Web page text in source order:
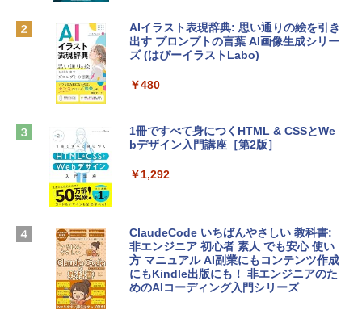
￥137,800
tomtoc 360°保護 15.6 16インチ パソコ
￥2,952
スプレイ、16GBユニファイドメモリ、51
2GB SSDストレージ、12MPセンターフ
レームカメラ、日本語キーボード、Touc
h ID - ミッドナイト
Robloxギフトカード - 1000 Robux 【限
定バーチャルアイテムを含む】 【オンラ
ラインコード版
4(最新 永続版)|オンラインコード版|Wind
Robloxギフトカード - 2,000 Robux 【限
定バーチャルアイテムを含む】 【オンラ
インゲームコード】 ロブロックス | オン
AIイラスト表現辞典: 思い通りの絵を引き
出す プロンプトの言葉 AI画像生成シリー
ズ (はぴーイラストLabo)
￥480
1冊ですべて身につくHTML & CSSとWe
bデザイン入門講座［第2版］
￥1,292
ClaudeCode いちばんやさしい 教科書:
非エンジニア 初心者 素人 でも安心 使い
方 マニュアル AI副業にもコンテンツ作成
にもKindle出版にも！ 非エンジニアのた
めのAIコーディング入門シリーズ